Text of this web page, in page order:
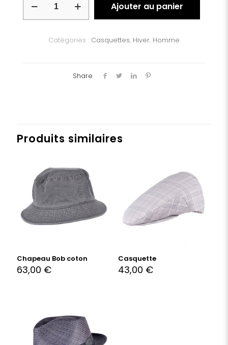
Casquette
STETSON
Ajouter au panier
Catégories : Casquettes, Hiver, Homme
Share
Produits similaires
Chapeau Bob coton
63,00 €
Casquette
43,00 €